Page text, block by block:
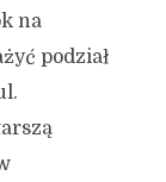
na
podział